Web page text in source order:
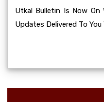
Utkal Bulletin Is Now
Updates Delivered To